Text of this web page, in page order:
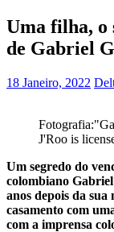
Uma filha, o
de Gabriel
18 Janeiro, 2022
J'Roo is
Um segredo do
colombiano
anos depois da
casamento com
com a imprensa